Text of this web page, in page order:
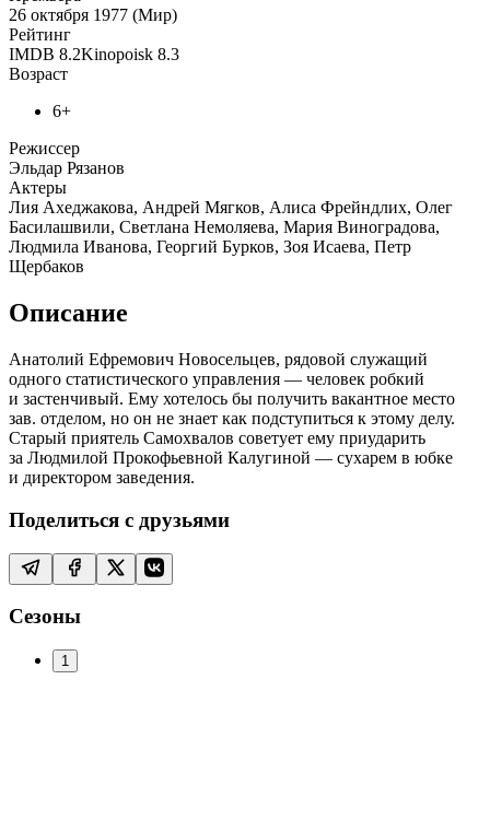
26 октября 1977 (Мир)
Рейтинг
IMDB 8.2Kinopoisk 8.3
Возраст
6+
Режиссер
Эльдар Рязанов
Актеры
Лия Ахеджакова, Андрей Мягков, Алиса Фрейндлих, Олег
Басилашвили, Светлана Немоляева, Мария Виноградова,
Людмила Иванова, Георгий Бурков, Зоя Исаева, Петр
Щербаков
Описание
Анатолий Ефремович Новосельцев, рядовой служащий
одного статистического управления — человек робкий
и застенчивый. Ему хотелось бы получить вакантное место
зав. отделом, но он не знает как подступиться к этому делу.
Старый приятель Самохвалов советует ему приударить
за Людмилой Прокофьевной Калугиной — сухарем в юбке
и директором заведения.
Поделиться с друзьями
Сезоны
1